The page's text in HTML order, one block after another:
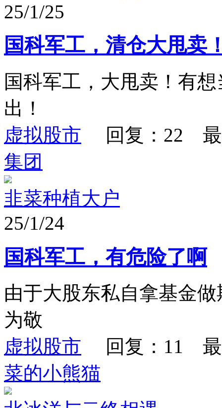
25/1/25
国科军工，清仓大甩卖
国科军工，大甩卖！有
出！
虚拟股市 回复：22 最
集团
韭菜种植大户
25/1/24
国科军工，有危险了啊
由于大股东私自拿基金
为敬
虚拟股市 回复：11 最
菜的小熊猫